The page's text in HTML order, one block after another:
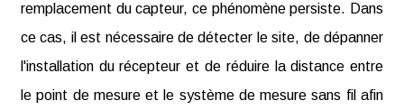
remplacement du capteur, ce phénomène persiste. Dans
ce cas, il est nécessaire de détecter le site, de dépanner
l'installation du récepteur et de réduire la distance entre
le point de mesure et le système de mesure sans fil afin